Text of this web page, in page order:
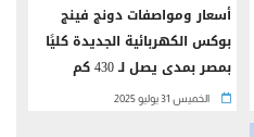
أسعار ومواصفات دونج فينج
بوكس الكهربائية الجديدة كليًا
بمصر بمدى يصل لـ 430 كم
الخميس 31 يوليو 2025